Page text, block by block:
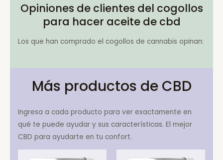
Opiniones de clientes del cogollos
para hacer aceite de cbd
Los que han comprado el cogollos de cannabis opinan:
Más productos de CBD
Ingresa a cada producto para ver exactamente en
qué te puede ayudar y sus características. El mejor
CBD para ayudarte en tu confort.